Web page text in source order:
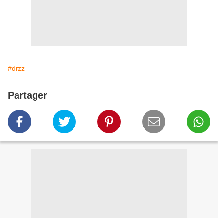
#drzz
Partager